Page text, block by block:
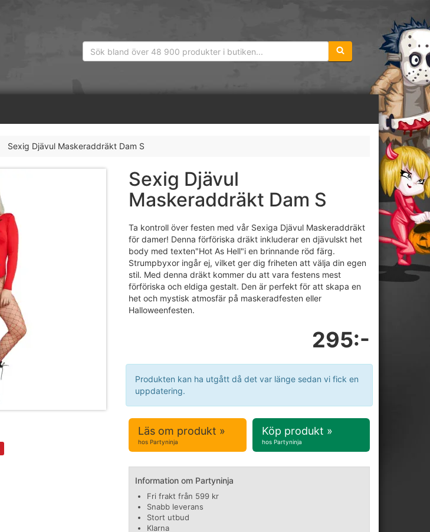
Sökfras:
Sexig Djävul Maskeraddräkt Dam S
Sexig Djävul
Maskeraddräkt Dam S
Ta kontroll över festen med vår Sexiga Djävul Maskeraddräkt
för damer! Denna förföriska dräkt inkluderar en djävulskt het
body med texten"Hot As Hell"i en brinnande röd färg.
Strumpbyxor ingår ej, vilket ger dig friheten att välja din egen
stil. Med denna dräkt kommer du att vara festens mest
förföriska och eldiga gestalt. Den är perfekt för att skapa en
het och mystisk atmosfär på maskeradfesten eller
Halloweenfesten.
295:-
Produkten kan ha utgått då det var länge sedan vi fick en
uppdatering.
Läs om produkt »
hos Partyninja
Köp produkt »
hos Partyninja
Information om Partyninja
Fri frakt från 599 kr
Snabb leverans
Stort utbud
Klarna